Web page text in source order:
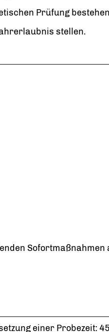
Prüfung
stellen.
Sofortmaßnahmen
einer Probezeit: